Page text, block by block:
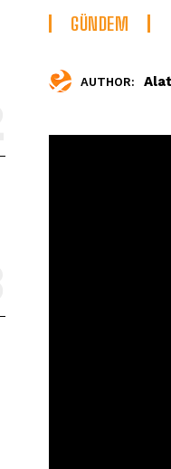
GÜNDEM
AUTHOR: